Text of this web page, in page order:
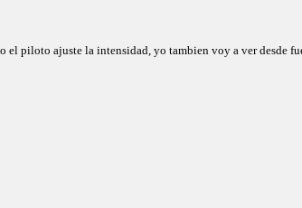
el piloto ajuste la intensidad, yo tambien voy a ver desde